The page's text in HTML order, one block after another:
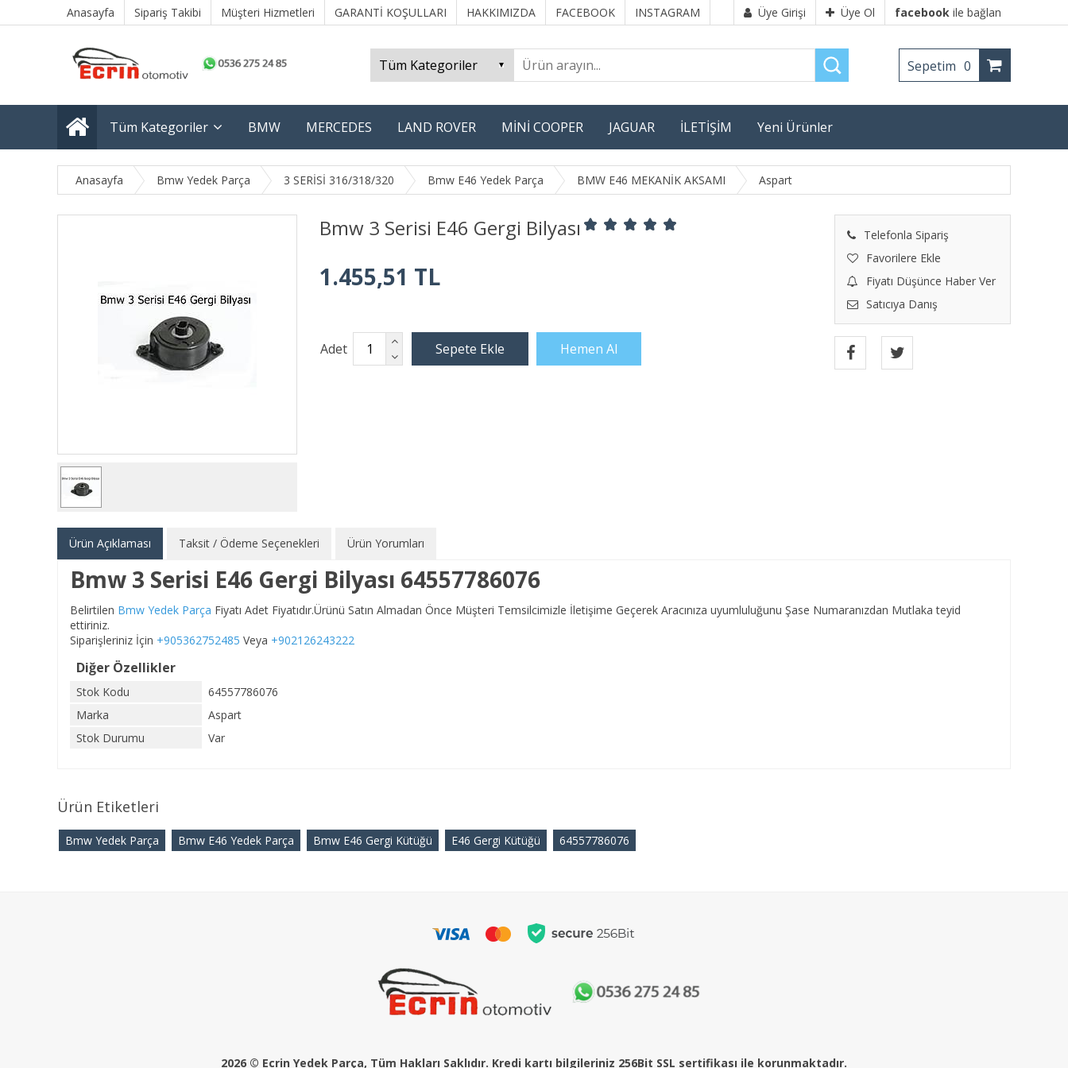
Anasayfa Sipariş Takibi Müşteri Hizmetleri GARANTİ KOŞULLARI HAKKIMIZDA FACEBOOK INSTAGRAM Üye Girişi Üye Ol facebook ile bağlan
Sepetim 0
Tüm Kategoriler BMW MERCEDES LAND ROVER MİNİ COOPER JAGUAR İLETİŞİM Yeni Ürünler
Anasayfa Bmw Yedek Parça 3 SERİSİ 316/318/320 Bmw E46 Yedek Parça BMW E46 MEKANİK AKSAMI Aspart
Bmw 3 Serisi E46 Gergi Bilyası
Telefonla Sipariş
Favorilere Ekle
Fiyatı Düşünce Haber Ver
Satıcıya Danış
1.455,51 TL
Adet
Ürün Açıklaması Taksit / Ödeme Seçenekleri Ürün Yorumları
Bmw 3 Serisi E46 Gergi Bilyası 64557786076
Belirtilen Bmw Yedek Parça Fiyatı Adet Fiyatıdır.Ürünü Satın Almadan Önce Müşteri Temsilcimizle İletişime Geçerek Aracınıza uyumluluğunu Şase Numaranızdan Mutlaka teyid
ettiriniz.
Siparişleriniz İçin +905362752485 Veya +902126243222
Diğer Özellikler
Stok Kodu
64557786076
Marka
Aspart
Stok Durumu
Var
Ürün Etiketleri
Bmw Yedek Parça Bmw E46 Yedek Parça Bmw E46 Gergi Kütüğü E46 Gergi Kütüğü 64557786076
2026 © Ecrin Yedek Parça, Tüm Hakları Saklıdır. Kredi kartı bilgileriniz 256Bit SSL sertifikası ile korunmaktadır.